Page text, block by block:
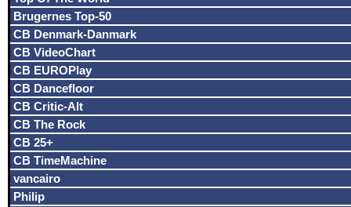
Brugernes Top-50
CB Denmark-Danmark
CB VideoChart
CB EUROPlay
CB Dancefloor
CB Critic-Alt
CB The Rock
CB 25+
CB TimeMachine
vancairo
Philip